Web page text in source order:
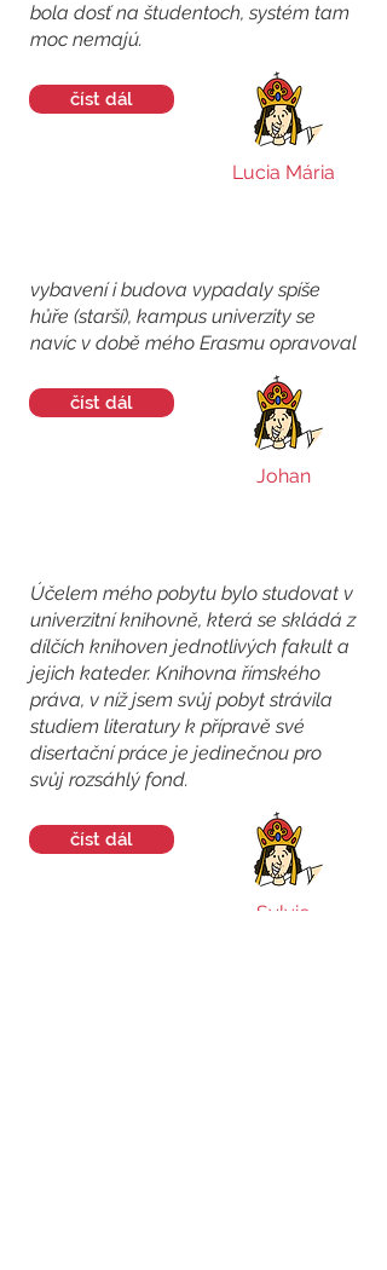
bola dosť na študentoch, systém tam
moc nemajú.
číst dál
Lucia Mária
vybavení i budova vypadaly spíše
hůře (starší), kampus univerzity se
navíc v době mého Erasmu opravoval
číst dál
Johan
Účelem mého pobytu bylo studovat v
univerzitní knihovně, která se skládá z
dílčích knihoven jednotlivých fakult a
jejich kateder. Knihovna římského
práva, v níž jsem svůj pobyt strávila
studiem literatury k přípravě své
disertační práce je jedinečnou pro
svůj rozsáhlý fond.
číst dál
Sylvie